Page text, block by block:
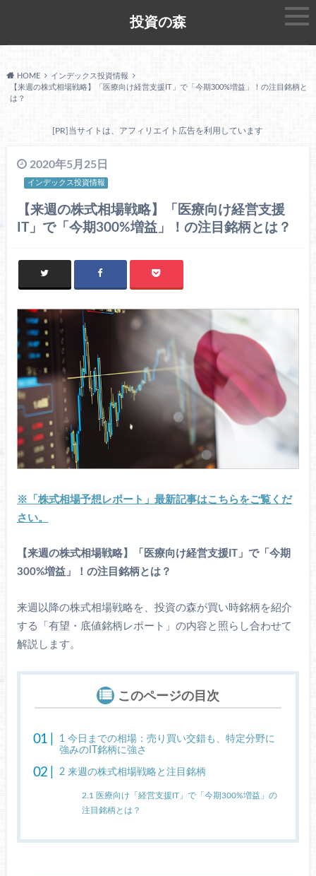
投資の森
HOME
インデックス投資情報
【来週の株式相場戦略】「医療向け経営支援IT」で「今期300%増益」！の注目銘柄と
は？
[PR]当サイトは、アフィリエイト広告を利用しています
2020年5月25日
インデックス投資情報
【来週の株式相場戦略】「医療向け経営支援
IT」で「今期300%増益」！の注目銘柄とは？
※「株式相場予想レポート」最新記事はこちらをご覧くだ
さい。
【来週の株式相場戦略】「医療向け経営支援IT」で「今期
300%増益」！の注目銘柄とは？
来週以降の株式相場戦略を、投資の森が買い時銘柄を紹介
する「有望・底値銘柄レポート」の内容と照らし合わせて
解説します。
このページの目次
1 今日までの相場：売り買い交錯も、特定分野に
強みのIT銘柄に強さ
2来週の株式相場戦略と注目銘柄
2.1
医療向け「経営支援IT」で「今期300%増益」の
注目銘柄とは？